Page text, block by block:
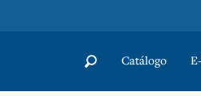
Catálogo